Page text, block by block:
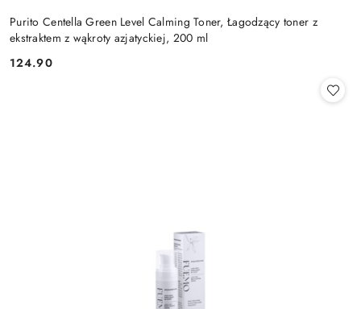
Purito Centella Green Level Calming Toner, Łagodzący toner z
ekstraktem z wąkroty azjatyckiej, 200 ml
Cena:
124.90